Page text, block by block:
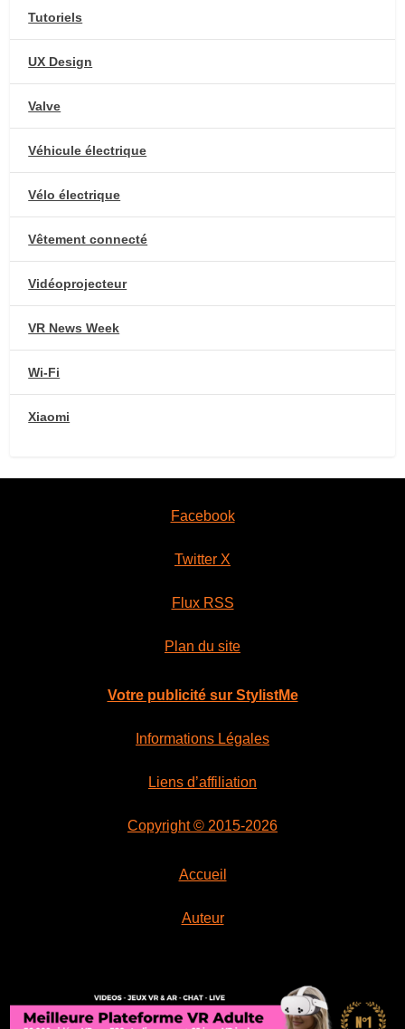
Tutoriels
UX Design
Valve
Véhicule électrique
Vélo électrique
Vêtement connecté
Vidéoprojecteur
VR News Week
Wi-Fi
Xiaomi
Facebook
Twitter X
Flux RSS
Plan du site
Votre publicité sur StylistMe
Informations Légales
Liens d’affiliation
Copyright © 2015-2026
Accueil
Auteur